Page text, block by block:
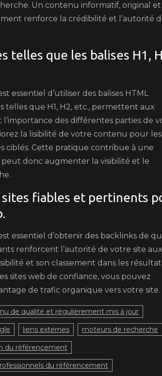
Un contenu informatif, original et
renforce la crédibilité et l’autorité
telles que les balises H1,
essentiel d’utiliser des balises HTML
que H1, H2, etc., permettent aux
des différentes parties de
la lisibilité de votre contenu pour les
ciblés. Cette pratique contribue à une
donc augmenter la visibilité et le
fiables et pertinents
essentiel d’obtenir des backlinks de
renforcent l’autorité de votre site
et son classement dans les
sites web de confiance, vous pouvez
de trafic organique vers votre site.
de qualité et régulièrement mis à jour
liens externes moteurs de recherche
du référencement
du référencement